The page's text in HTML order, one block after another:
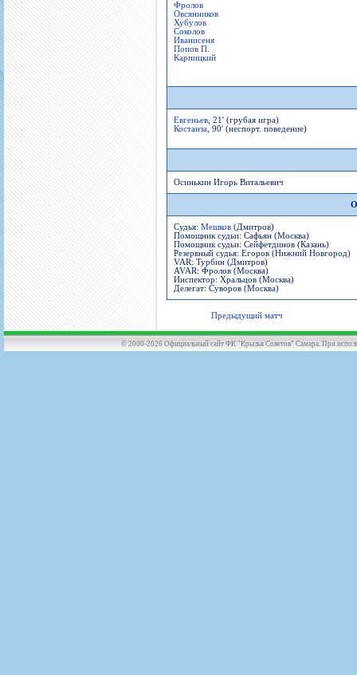
Фролов
Овсянников
Хубулов
Соколов
Иванисеня
Попов П.
Карпицкий
Евгеньев , 21' (грубая игра)
Костанза , 90' (неспорт. поведение)
Осинькин Игорь Витальевич
Судья: Мешков (Дмитров)
Помощник судьи: Сафьян (Москва)
Помощник судьи: Сейфетдинов (Казань)
Резервный судья: Егоров (Нижний Новгород)
VAR: Турбин (Дмитров)
AVAR: Фролов (Москва)
Инспектор: Хральцов (Москва)
Делегат: Суворов (Москва)
Предыдущий матч
© 2000-2026 Официальный сайт ФК "Крылья Советов" Самара. При